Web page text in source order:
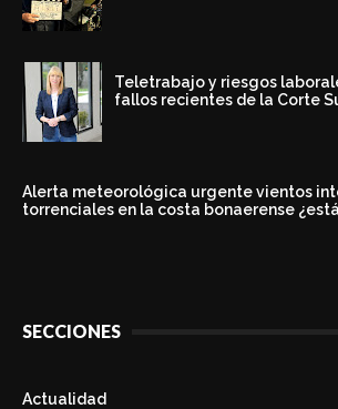
Teletrabajo y riesgos
fallos recientes de la Corte
Alerta meteorológica urgente vientos
torrenciales en la costa bonaerense
SECCIONES
Actualidad